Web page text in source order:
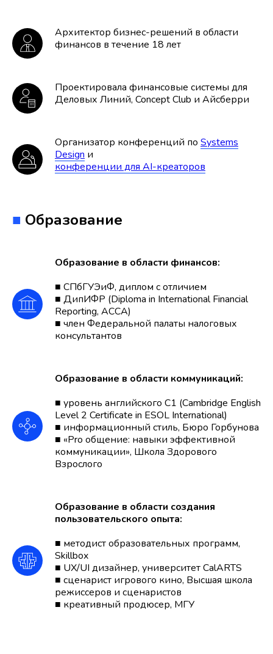
Архитектор бизнес-решений в области
финансов в течение 18 лет
Проектировала финансовые системы для
Деловых Линий, Concept Club и Айсберри
Организатор конференций по Systems
Design и
конференции для AI-креаторов
■ Образование
Образование в области финансов:
■ СПбГУЭиФ, диплом с отличием
■ ДипИФР (Diploma in International Financial
Reporting, ACCA)
■ член Федеральной палаты налоговых
консультантов
Образование в области коммуникаций:
■ уровень английского С1 (Cambridge English
Level 2 Certificate in ESOL International)
■ информационный стиль, Бюро Горбунова
■ «Pro общение: навыки эффективной
коммуникации», Школа Здорового
Взрослого
Образование в области создания
пользовательского опыта:
■ методист образовательных программ,
Skillbox
■ UX/UI дизайнер, университет CalARTS
■ сценарист игрового кино, Высшая школа
режиссеров и сценаристов
■ креативный продюсер, МГУ